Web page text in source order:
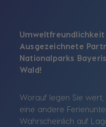
Ausgezeichnete
Nationalparks
Worauf legen Sie
eine andere
Wahrscheinlich auf